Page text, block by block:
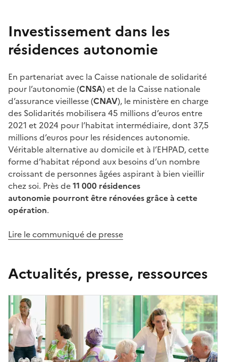
Investissement dans les
résidences autonomie
En partenariat avec la Caisse nationale de solidarité
pour l’autonomie (CNSA) et de la Caisse nationale
d’assurance vieillesse (CNAV), le ministère en charge
des Solidarités mobilisera 45 millions d’euros entre
2021 et 2024 pour l’habitat intermédiaire, dont 37,5
millions d’euros pour les résidences autonomie.
Véritable alternative au domicile et à l’EHPAD, cette
forme d’habitat répond aux besoins d’un nombre
croissant de personnes âgées aspirant à bien vieillir
chez soi. Près de11 000 résidences
autonomie pourront être rénovées grâce à cette
opération.
Lire le communiqué de presse
Actualités, presse, ressources